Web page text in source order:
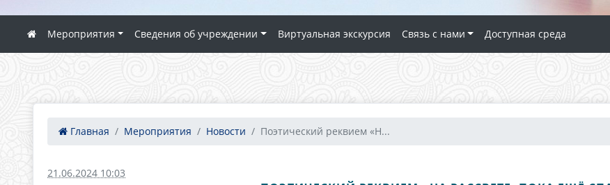
Мероприятия Сведения об учреждении Виртуальная экскурсия Связь с нами Доступная среда
Главная Мероприятия Новости Поэтический реквием «Н...
21.06.2024 10:03